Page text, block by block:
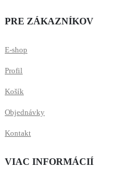
PRE ZÁKAZNÍKOV
E-shop
Profil
Košík
Objednávky
Kontakt
VIAC INFORMÁCIÍ